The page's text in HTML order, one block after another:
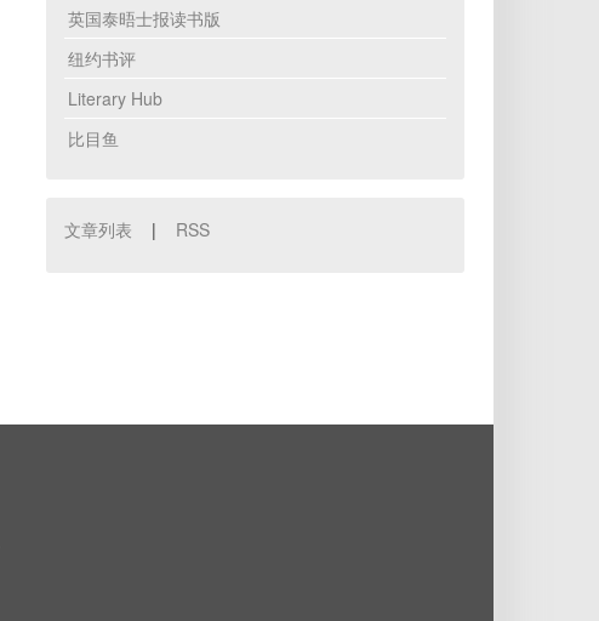
英国泰晤士报读书版
纽约书评
Literary Hub
比目鱼
文章列表 | RSS